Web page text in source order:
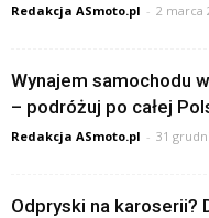
Redakcja ASmoto.pl - 2 marca
Wynajem samochodu
– podróżuj po całej
Redakcja ASmoto.pl - 31
Odpryski na karoserii?